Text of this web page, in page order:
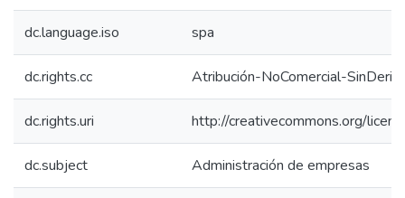
dc.language.iso spa
dc.rights.cc Atribución-NoComercial-
dc.rights.uri http://creativecommons.org/
dc.subject Administración de empresas